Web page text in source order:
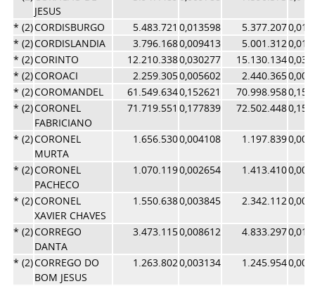
JESUS
* (2)CORDISBURGO 5.483.721 0,013598 5.377.207
* (2)CORDISLANDIA 3.796.1680,009413 5.001.312
* (2)CORINTO 12.210.3380,030277 15.130.134
* (2)COROACI 2.259.3050,005602 2.440.365
* (2)COROMANDEL 61.549.6340,152621 70.998.958
* (2)CORONEL
FABRICIANO
71.719.551 0,177839 72.502.448
* (2)CORONEL
MURTA
1.656.5300,004108 1.197.839
* (2)CORONEL
PACHECO
1.070.1190,002654 1.413.410
* (2)CORONEL
XAVIER CHAVES
1.550.6380,003845 2.342.112
* (2)CORREGO
DANTA
3.473.1150,008612 4.833.297
* (2)CORREGO DO
BOM JESUS
1.263.8020,003134 1.245.954